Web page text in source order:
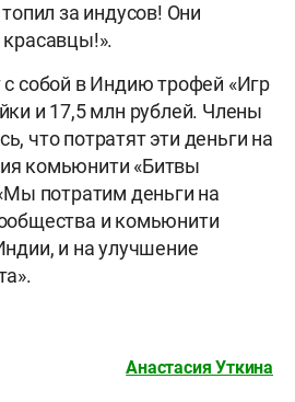
за индусов! Они
с собой в Индию трофей «Игр
и 17,5 млн рублей. Члены
что потратят эти деньги на
комьюнити «Битвы
потратим деньги на
и комьюнити
и на улучшение
Анастасия Уткина